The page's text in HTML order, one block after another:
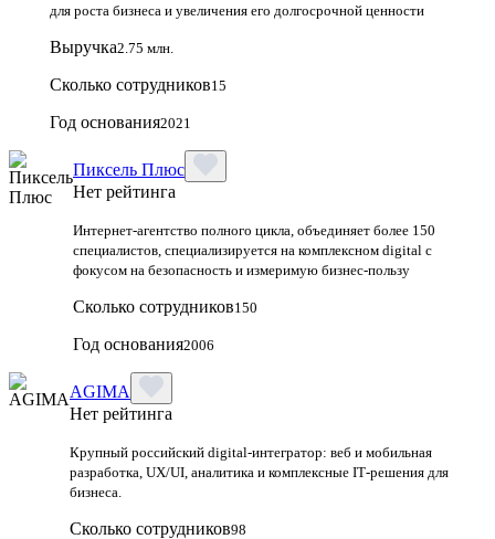
для роста бизнеса и увеличения его долгосрочной ценности
Выручка2.75 млн.
Сколько сотрудников15
Год основания2021
Пиксель Плюс
Нет рейтинга
Интернет-агентство полного цикла, объединяет более 150
специалистов, специализируется на комплексном digital с
фокусом на безопасность и измеримую бизнес-пользу
Сколько сотрудников150
Год основания2006
AGIMA
Нет рейтинга
Крупный российский digital‑интегратор: веб и мобильная
разработка, UX/UI, аналитика и комплексные IT‑решения для
бизнеса.
Сколько сотрудников98